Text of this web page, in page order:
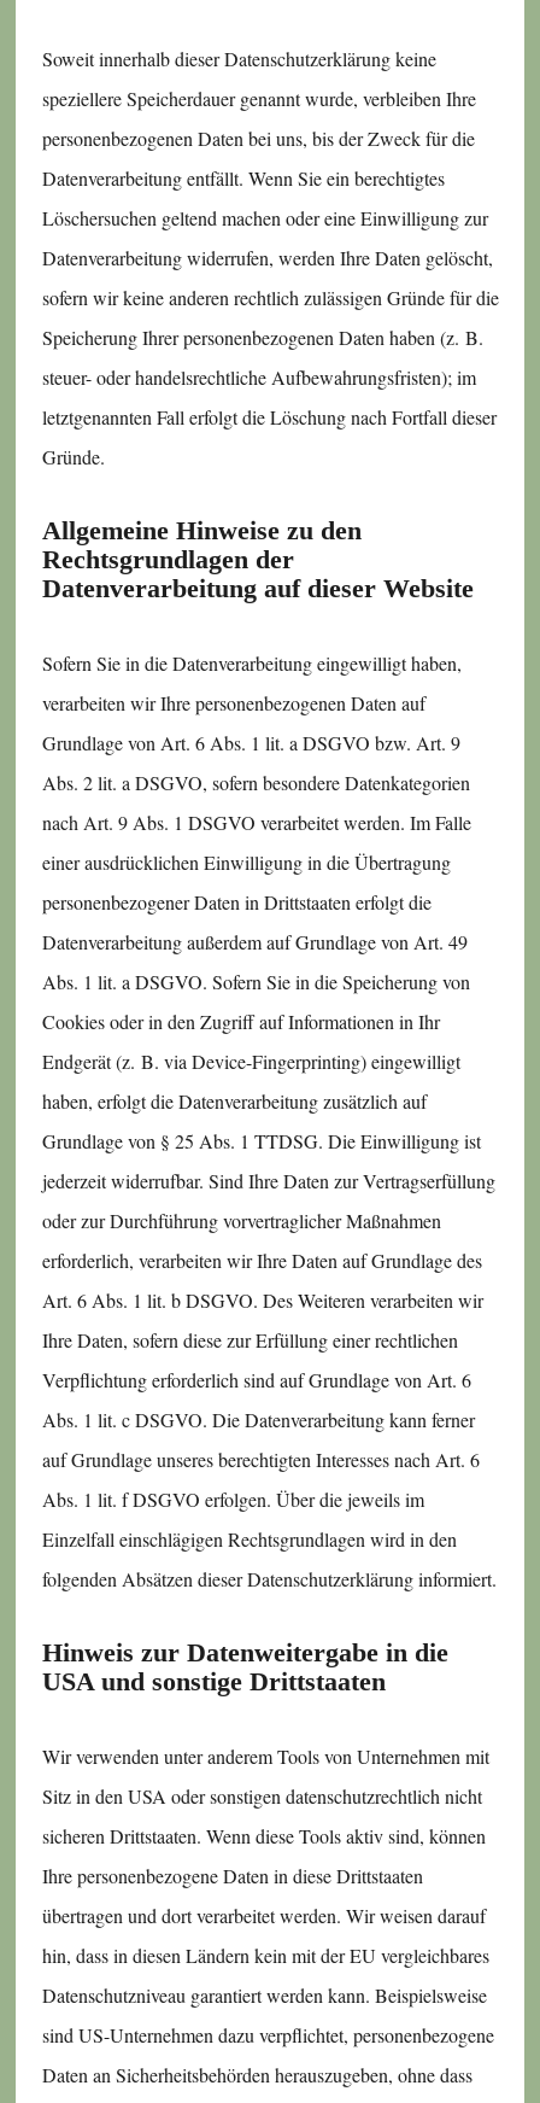
Soweit innerhalb dieser Datenschutzerklärung keine
speziellere Speicherdauer genannt wurde, verbleiben Ihre
personenbezogenen Daten bei uns, bis der Zweck für die
Datenverarbeitung entfällt. Wenn Sie ein berechtigtes
Löschersuchen geltend machen oder eine Einwilligung zur
Datenverarbeitung widerrufen, werden Ihre Daten gelöscht,
sofern wir keine anderen rechtlich zulässigen Gründe für die
Speicherung Ihrer personenbezogenen Daten haben (z. B.
steuer- oder handelsrechtliche Aufbewahrungsfristen); im
letztgenannten Fall erfolgt die Löschung nach Fortfall dieser
Gründe.
Allgemeine Hinweise zu den
Rechtsgrundlagen der
Datenverarbeitung auf dieser Website
Sofern Sie in die Datenverarbeitung eingewilligt haben,
verarbeiten wir Ihre personenbezogenen Daten auf
Grundlage von Art. 6 Abs. 1 lit. a DSGVO bzw. Art. 9
Abs. 2 lit. a DSGVO, sofern besondere Datenkategorien
nach Art. 9 Abs. 1 DSGVO verarbeitet werden. Im Falle
einer ausdrücklichen Einwilligung in die Übertragung
personenbezogener Daten in Drittstaaten erfolgt die
Datenverarbeitung außerdem auf Grundlage von Art. 49
Abs. 1 lit. a DSGVO. Sofern Sie in die Speicherung von
Cookies oder in den Zugriff auf Informationen in Ihr
Endgerät (z. B. via Device-Fingerprinting) eingewilligt
haben, erfolgt die Datenverarbeitung zusätzlich auf
Grundlage von § 25 Abs. 1 TTDSG. Die Einwilligung ist
jederzeit widerrufbar. Sind Ihre Daten zur Vertragserfüllung
oder zur Durchführung vorvertraglicher Maßnahmen
erforderlich, verarbeiten wir Ihre Daten auf Grundlage des
Art. 6 Abs. 1 lit. b DSGVO. Des Weiteren verarbeiten wir
Ihre Daten, sofern diese zur Erfüllung einer rechtlichen
Verpflichtung erforderlich sind auf Grundlage von Art. 6
Abs. 1 lit. c DSGVO. Die Datenverarbeitung kann ferner
auf Grundlage unseres berechtigten Interesses nach Art. 6
Abs. 1 lit. f DSGVO erfolgen. Über die jeweils im
Einzelfall einschlägigen Rechtsgrundlagen wird in den
folgenden Absätzen dieser Datenschutzerklärung informiert.
Hinweis zur Datenweitergabe in die
USA und sonstige Drittstaaten
Wir verwenden unter anderem Tools von Unternehmen mit
Sitz in den USA oder sonstigen datenschutzrechtlich nicht
sicheren Drittstaaten. Wenn diese Tools aktiv sind, können
Ihre personenbezogene Daten in diese Drittstaaten
übertragen und dort verarbeitet werden. Wir weisen darauf
hin, dass in diesen Ländern kein mit der EU vergleichbares
Datenschutzniveau garantiert werden kann. Beispielsweise
sind US-Unternehmen dazu verpflichtet, personenbezogene
Daten an Sicherheitsbehörden herauszugeben, ohne dass